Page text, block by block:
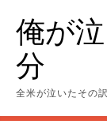
content俺が
分
全米が泣いたその